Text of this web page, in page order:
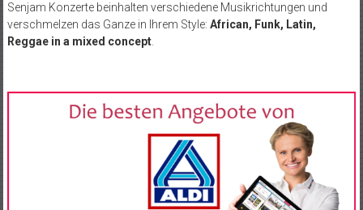
Senjam Konzerte beinhalten verschiedene Musikrichtungen und
verschmelzen das Ganze in Ihrem Style: African, Funk, Latin,
Reggae in a mixed concept.